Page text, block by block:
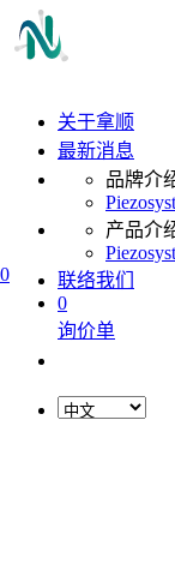
0
关于拿顺
最新消息
品牌介
产品介
联络我们
0
询价单